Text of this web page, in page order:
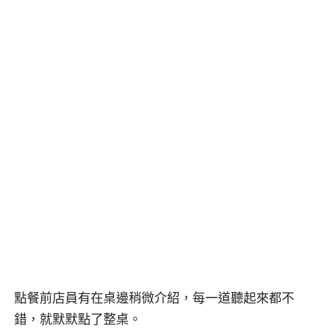
點餐前店員有在桌邊稍微介紹，每一道聽起來都不
錯，就默默點了整桌。